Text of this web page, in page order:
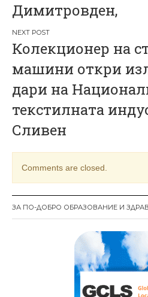
и
г
а
ц
и
я
Димитровден,
Колекционер на
машини откри
дари на
текстилната
Сливен
Comments are closed.
ЗА ПО-ДОБРО ОБРАЗОВАНИЕ И